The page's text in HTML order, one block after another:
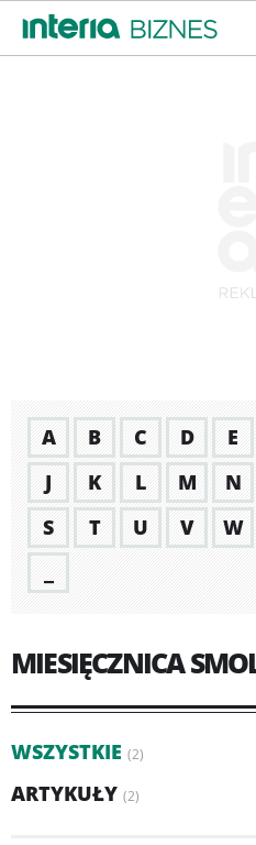
A B C D E
J
K L M N
S
T U V W
MIESIĘCZNICA
WSZYSTKIE (2)
ARTYKUŁY (2)